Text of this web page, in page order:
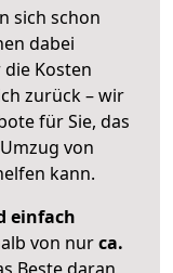
sich schon
dabei
Kosten
zurück – wir
für Sie, das
von
kann.
einfach
von nurca.